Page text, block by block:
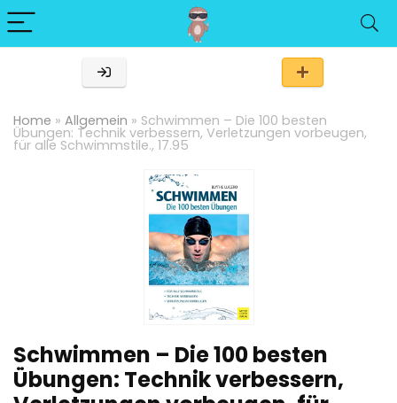
Home » Allgemein » Schwimmen – Die 100 besten
Übungen: Technik verbessern, Verletzungen vorbeugen,
für alle Schwimmstile., 17.95
Schwimmen – Die 100 besten
Übungen: Technik verbessern,